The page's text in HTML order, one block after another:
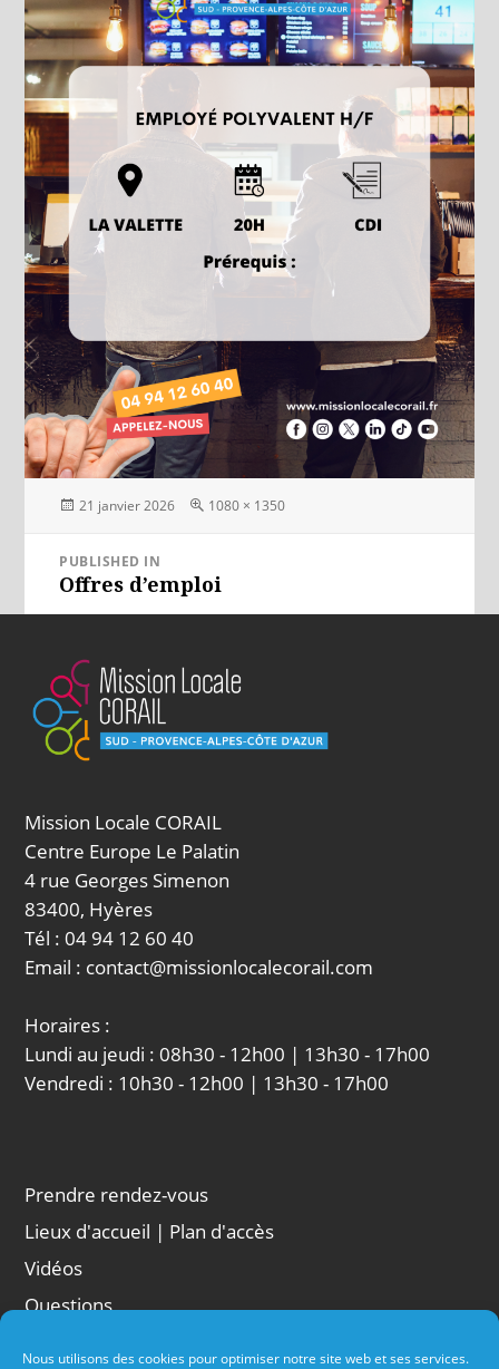
Nous utilisons des cookies pour optimiser notre site web et ses services.
Posted
21 janvier 2026
Full
1080 × 1350
Navigation
PUBLISHED IN
Offres d’emploi
Mission Locale CORAIL
Centre Europe Le Palatin
4 rue Georges Simenon
83400, Hyères
Tél : 04 94 12 60 40
Email : contact@missionlocalecorail.com
Horaires :
Lundi au jeudi : 08h30 - 12h00 | 13h30 - 17h00
Vendredi : 10h30 - 12h00 | 13h30 - 17h00
Prendre rendez-vous
Lieux d'accueil | Plan d'accès
Vidéos
Questions